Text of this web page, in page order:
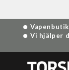
Hoppa
till Vi hjälper